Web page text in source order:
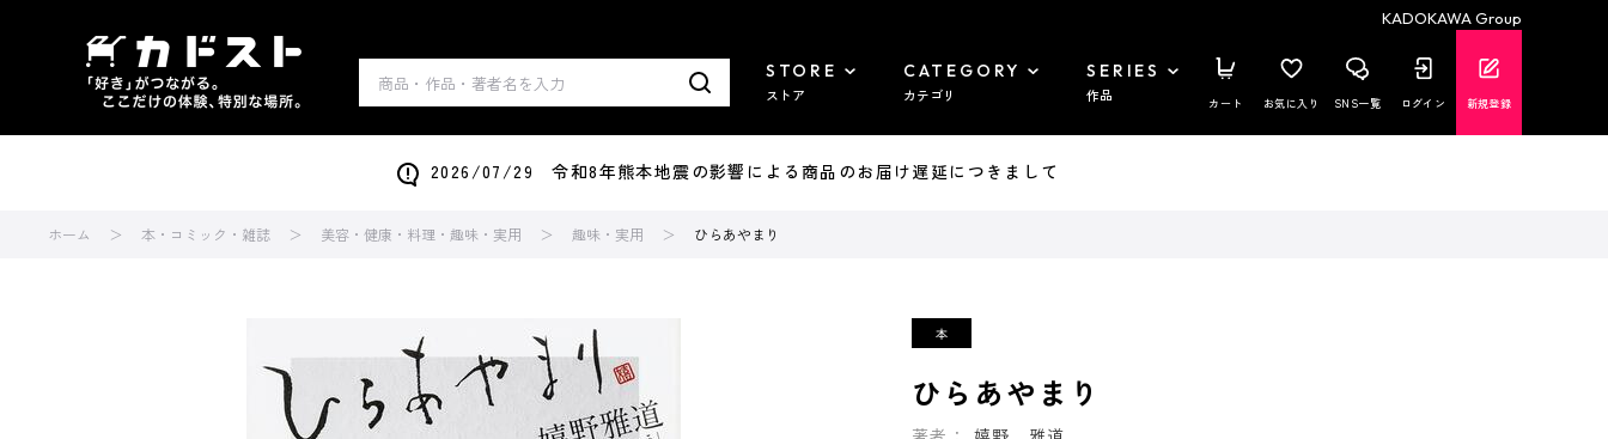
KADOKAWA Group
STORE
ストア
CATEGORY
カテゴリ
SERIES
作品 カート お気に入り SNS一覧 ログイン 新規登録
2026/07/29 令和8年熊本地震の影響による商品のお届け遅延につきまして
ホーム 本・コミック・雑誌 美容・健康・料理・趣味・実用 趣味・実用 ひらあやまり
ひらあやまり